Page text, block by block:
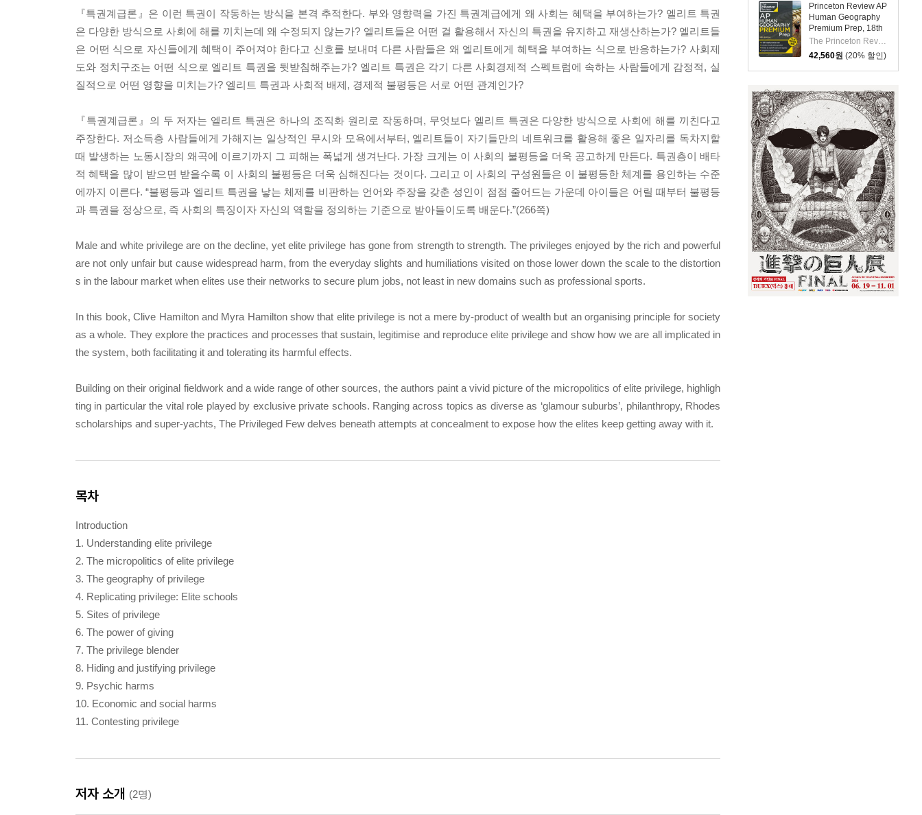
Princeton Review AP
Human Geography
Premium Prep, 18th
Edition: 6 Practice
Tests + Digital
Practice Online +
Content Review
The Princeton Review
42,560원 (20% 할인)
『특권계급론』은 이런 특권이 작동하는 방식을 본격 추적한다. 부와 영향력을 가진 특권계급에게 왜 사회는 혜택을 부여하는가? 엘리트 특권
은 다양한 방식으로 사회에 해를 끼치는데 왜 수정되지 않는가? 엘리트들은 어떤 걸 활용해서 자신의 특권을 유지하고 재생산하는가? 엘리트들
은 어떤 식으로 자신들에게 혜택이 주어져야 한다고 신호를 보내며 다른 사람들은 왜 엘리트에게 혜택을 부여하는 식으로 반응하는가? 사회제
도와 정치구조는 어떤 식으로 엘리트 특권을 뒷받침해주는가? 엘리트 특권은 각기 다른 사회경제적 스펙트럼에 속하는 사람들에게 감정적, 실
질적으로 어떤 영향을 미치는가? 엘리트 특권과 사회적 배제, 경제적 불평등은 서로 어떤 관계인가?
『특권계급론』의 두 저자는 엘리트 특권은 하나의 조직화 원리로 작동하며, 무엇보다 엘리트 특권은 다양한 방식으로 사회에 해를 끼친다고
주장한다. 저소득층 사람들에게 가해지는 일상적인 무시와 모욕에서부터, 엘리트들이 자기들만의 네트워크를 활용해 좋은 일자리를 독차지할
때 발생하는 노동시장의 왜곡에 이르기까지 그 피해는 폭넓게 생겨난다. 가장 크게는 이 사회의 불평등을 더욱 공고하게 만든다. 특권층이 배타
적 혜택을 많이 받으면 받을수록 이 사회의 불평등은 더욱 심해진다는 것이다. 그리고 이 사회의 구성원들은 이 불평등한 체계를 용인하는 수준
에까지 이른다. “불평등과 엘리트 특권을 낳는 체제를 비판하는 언어와 주장을 갖춘 성인이 점점 줄어드는 가운데 아이들은 어릴 때부터 불평등
과 특권을 정상으로, 즉 사회의 특징이자 자신의 역할을 정의하는 기준으로 받아들이도록 배운다.”(266쪽)
Male and white privilege are on the decline, yet elite privilege has gone from strength to strength. The privileges enjoyed by the rich and powerful
are not only unfair but cause widespread harm, from the everyday slights and humiliations visited on those lower down the scale to the distortion
s in the labour market when elites use their networks to secure plum jobs, not least in new domains such as professional sports.
In this book, Clive Hamilton and Myra Hamilton show that elite privilege is not a mere by-product of wealth but an organising principle for society
as a whole. They explore the practices and processes that sustain, legitimise and reproduce elite privilege and show how we are all implicated in
the system, both facilitating it and tolerating its harmful effects.
Building on their original fieldwork and a wide range of other sources, the authors paint a vivid picture of the micropolitics of elite privilege, highligh
ting in particular the vital role played by exclusive private schools. Ranging across topics as diverse as ‘glamour suburbs’, philanthropy, Rhodes
scholarships and super-yachts, The Privileged Few delves beneath attempts at concealment to expose how the elites keep getting away with it.
목차
Introduction
1. Understanding elite privilege
2. The micropolitics of elite privilege
3. The geography of privilege
4. Replicating privilege: Elite schools
5. Sites of privilege
6. The power of giving
7. The privilege blender
8. Hiding and justifying privilege
9. Psychic harms
10. Economic and social harms
11. Contesting privilege
저자 소개 (2명)